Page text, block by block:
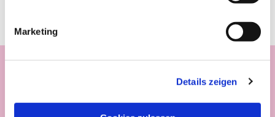
Marketing
Details zeigen